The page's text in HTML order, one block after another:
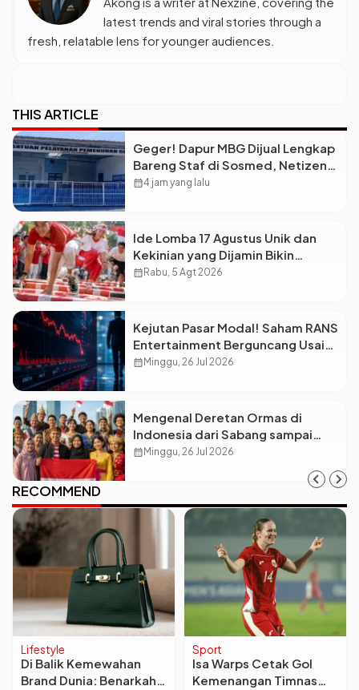
latest trends and viral stories through a
fresh, relatable lens for younger audiences.
THIS ARTICLE
Geger! Dapur MBG Dijual Lengkap
Bareng Staf di Sosmed, Netizen
auto Syok
calendar_month4 jam yang lalu
Ide Lomba 17 Agustus Unik dan
Kekinian yang Dijamin Bikin
Suasana Makin Pecah
calendar_month Rabu, 5 Agt 2026
Kejutan Pasar Modal! Saham RANS
Entertainment Berguncang Usai
Petinggi Mengundurkan Diri
calendar_month Minggu, 26 Jul 2026
Mengenal Deretan Ormas di
Indonesia dari Sabang sampai
Merauke
calendar_month Minggu, 26 Jul 2026
RECOMMEND
Lifestyle
Di Balik Kemewahan
Brand Dunia: Benarkah
Sport
Isa Warps Cetak Gol
Kemenangan Timnas